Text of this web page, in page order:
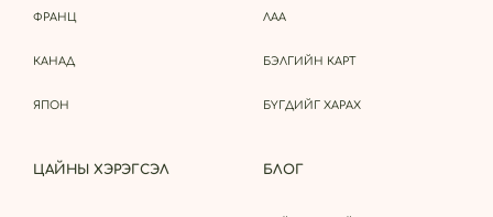
ФРАНЦ
КАНАД
ЯПОН
ЛАА
БЭЛГИЙН КАРТ
БҮГДИЙГ ХАРАХ
ЦАЙНЫ ХЭРЭГСЭЛ БЛОГ